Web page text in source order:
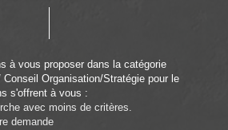
à vous proposer dans la catégorie
Organisation/Stratégie pour le
s'offrent à vous :
avec moins de critères.
demande